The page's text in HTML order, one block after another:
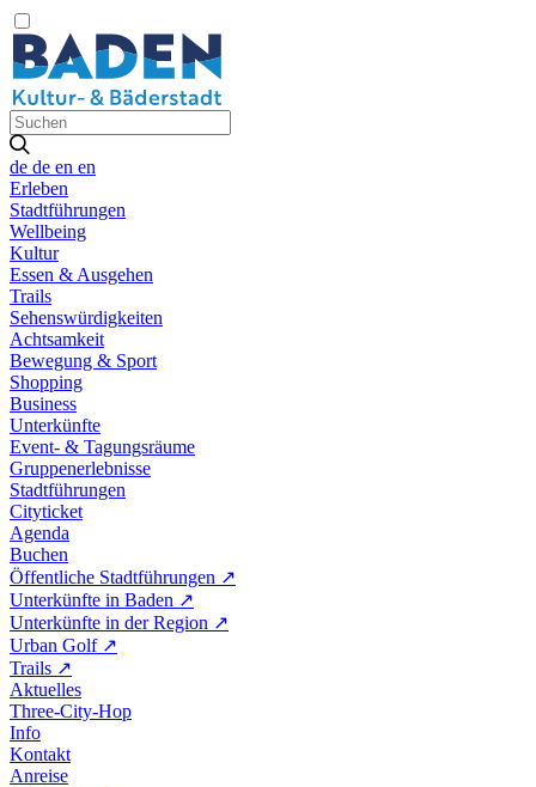
de de en en
Erleben
Stadtführungen
Wellbeing
Kultur
Essen & Ausgehen
Trails
Sehenswürdigkeiten
Achtsamkeit
Bewegung & Sport
Shopping
Business
Unterkünfte
Event- & Tagungsräume
Gruppenerlebnisse
Stadtführungen
Cityticket
Agenda
Buchen
Öffentliche Stadtführungen ↗
Unterkünfte in Baden ↗
Unterkünfte in der Region ↗
Urban Golf ↗
Trails ↗
Aktuelles
Three-City-Hop
Info
Kontakt
Anreise